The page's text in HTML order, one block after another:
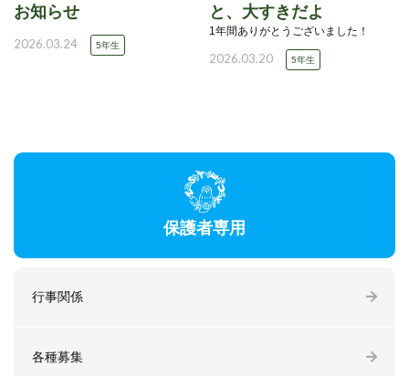
お知らせ
2026.03.24 5年生
と、大すきだよ
1年間ありがとうございました！
2026.03.20 5年生
保護者専用
行事関係
各種募集